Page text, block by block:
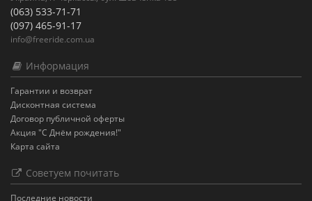
(063) 533-71-71
(097) 465-91-17
info@freeride.com.ua
Информация
Гарантии и возврат
Дисконтная система
Договор публичной оферты
Акция "С Днём рождения!"
Карта сайта
Советуем почитать
Последние новости